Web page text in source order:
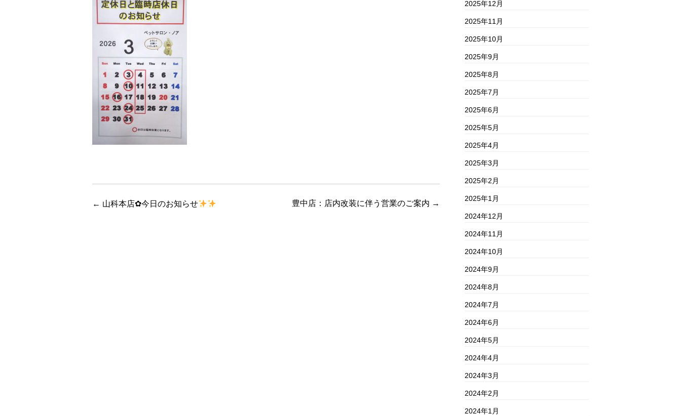
← 山科本店✿今日のお知らせ 豊中店：店内改装に伴う営業のご案内 →
2025年12月
2025年11月
2025年10月
2025年9月
2025年8月
2025年7月
2025年6月
2025年5月
2025年4月
2025年3月
2025年2月
2025年1月
2024年12月
2024年11月
2024年10月
2024年9月
2024年8月
2024年7月
2024年6月
2024年5月
2024年4月
2024年3月
2024年2月
2024年1月